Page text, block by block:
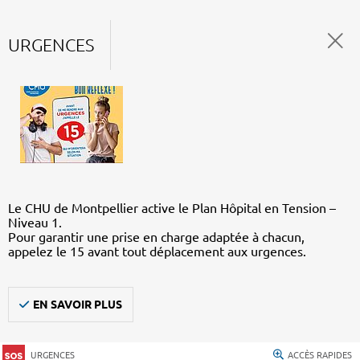
URGENCES
Le CHU de Montpellier active le Plan Hôpital en Tension –
Niveau 1.
Pour garantir une prise en charge adaptée à chacun,
appelez le 15 avant tout déplacement aux urgences.
EN SAVOIR PLUS
URGENCES ACCÈS RAPIDES